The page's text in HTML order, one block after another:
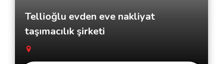
Tellioğlu evden eve nakliyat
taşımacılık şirketi